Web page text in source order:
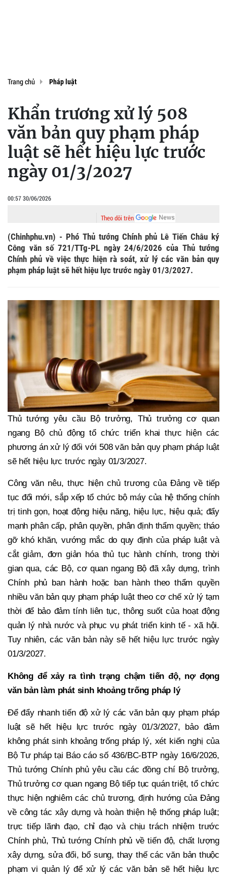
Trang chủ Pháp luật
Khẩn trương xử lý 508
văn bản quy phạm pháp
luật sẽ hết hiệu lực trước
ngày 01/3/2027
00:57 30/06/2026
Theo dõi trên
(Chinhphu.vn) - Phó Thủ tướng Chính phủ Lê Tiến Châu ký
Công văn số 721/TTg-PL ngày 24/6/2026 của Thủ tướng
Chính phủ về việc thực hiện rà soát, xử lý các văn bản quy
phạm pháp luật sẽ hết hiệu lực trước ngày 01/3/2027.
Thủ tướng yêu cầu Bộ trưởng, Thủ trưởng cơ quan
ngang Bộ chủ động tổ chức triển khai thực hiện các
phương án xử lý đối với 508 văn bản quy phạm pháp luật
sẽ hết hiệu lực trước ngày 01/3/2027.
Công văn nêu, thực hiện chủ trương của Đảng về tiếp
tục đổi mới, sắp xếp tổ chức bộ máy của hệ thống chính
trị tinh gọn, hoạt động hiệu năng, hiệu lực, hiệu quả; đẩy
mạnh phân cấp, phân quyền, phân định thẩm quyền; tháo
gỡ khó khăn, vướng mắc do quy định của pháp luật và
cắt giảm, đơn giản hóa thủ tục hành chính, trong thời
gian qua, các Bộ, cơ quan ngang Bộ đã xây dựng, trình
Chính phủ ban hành hoặc ban hành theo thẩm quyền
nhiều văn bản quy phạm pháp luật theo cơ chế xử lý tạm
thời để bảo đảm tính liên tục, thông suốt của hoạt động
quản lý nhà nước và phục vụ phát triển kinh tế - xã hội.
Tuy nhiên, các văn bản này sẽ hết hiệu lực trước ngày
01/3/2027.
Không để xảy ra tình trạng chậm tiến độ, nợ đọng
văn bản làm phát sinh khoảng trống pháp lý
Để đẩy nhanh tiến độ xử lý các văn bản quy phạm pháp
luật sẽ hết hiệu lực trước ngày 01/3/2027, bảo đảm
không phát sinh khoảng trống pháp lý, xét kiến nghị của
Bộ Tư pháp tại Báo cáo số 436/BC-BTP ngày 16/6/2026,
Thủ tướng Chính phủ yêu cầu các đồng chí Bộ trưởng,
Thủ trưởng cơ quan ngang Bộ tiếp tục quán triệt, tổ chức
thực hiện nghiêm các chủ trương, định hướng của Đảng
về công tác xây dựng và hoàn thiện hệ thống pháp luật;
trực tiếp lãnh đạo, chỉ đạo và chịu trách nhiệm trước
Chính phủ, Thủ tướng Chính phủ về tiến độ, chất lượng
xây dựng, sửa đổi, bổ sung, thay thế các văn bản thuộc
phạm vi quản lý để xử lý các văn bản sẽ hết hiệu lực